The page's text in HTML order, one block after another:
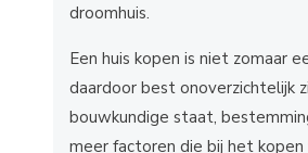
droomhuis.
Een huis kopen is niet zomaar
daardoor best onoverzichtelijk
bouwkundige staat,
meer factoren die bij het kopen